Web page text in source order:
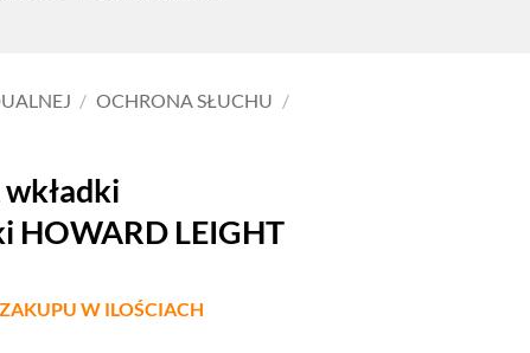
/ OCHRONA SŁUCHU /
HOWARD LEIGHT
W ILOŚCIACH